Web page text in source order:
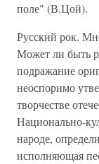
поле" (В.Цой).
Русский рок.
Может ли быть
подражание
неоспоримо
творчестве
Национально-
народе,
исполняющая